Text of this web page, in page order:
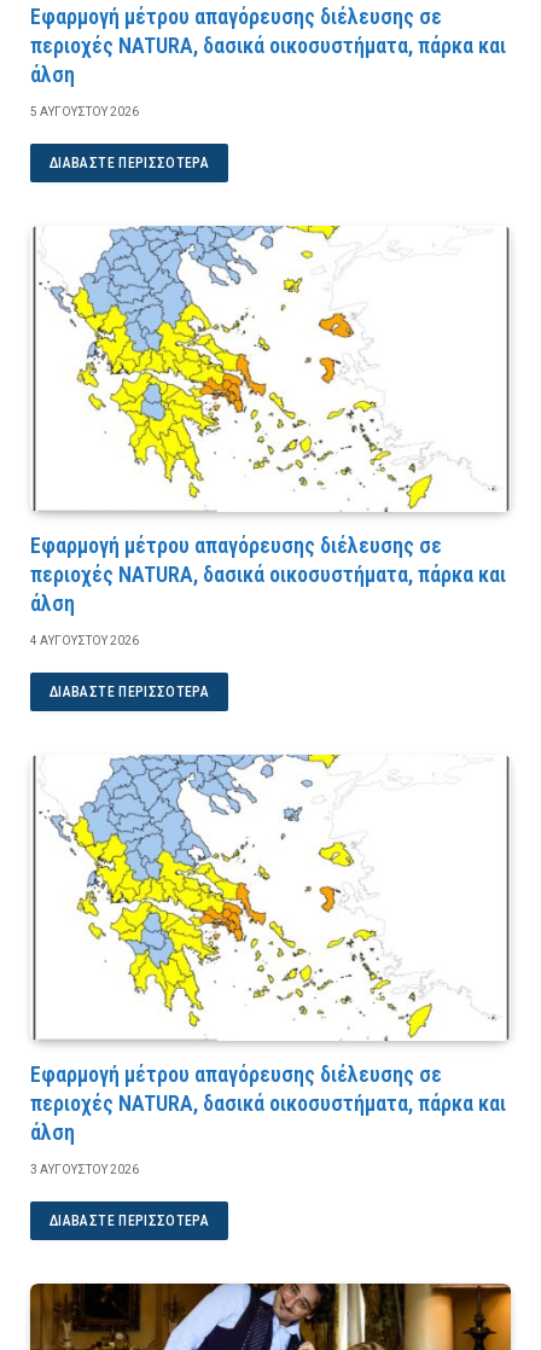
Εφαρμογή μέτρου απαγόρευσης διέλευσης σε
περιοχές NATURA, δασικά οικοσυστήματα, πάρκα και
άλση
5 ΑΥΓΟΎΣΤΟΥ 2026
ΔΙΑΒΆΣΤΕ ΠΕΡΙΣΣΌΤΕΡΑ
Εφαρμογή μέτρου απαγόρευσης διέλευσης σε
περιοχές NATURA, δασικά οικοσυστήματα, πάρκα και
άλση
4 ΑΥΓΟΎΣΤΟΥ 2026
ΔΙΑΒΆΣΤΕ ΠΕΡΙΣΣΌΤΕΡΑ
Εφαρμογή μέτρου απαγόρευσης διέλευσης σε
περιοχές NATURA, δασικά οικοσυστήματα, πάρκα και
άλση
3 ΑΥΓΟΎΣΤΟΥ 2026
ΔΙΑΒΆΣΤΕ ΠΕΡΙΣΣΌΤΕΡΑ